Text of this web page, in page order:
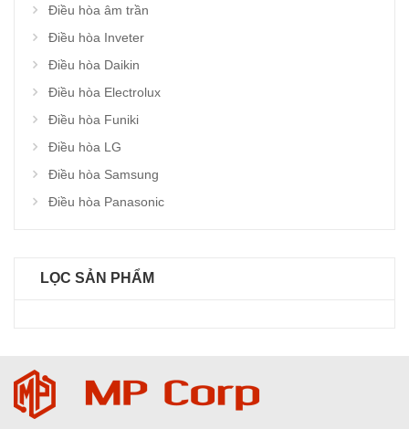
Điều hòa âm trần
Điều hòa Inveter
Điều hòa Daikin
Điều hòa Electrolux
Điều hòa Funiki
Điều hòa LG
Điều hòa Samsung
Điều hòa Panasonic
LỌC SẢN PHẨM